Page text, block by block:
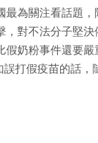
最為關注看話題
，對不法分子堅
假奶粉事件還要
打假疫苗的話